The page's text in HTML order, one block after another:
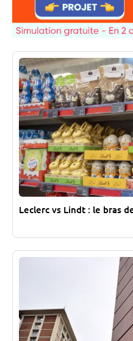
Leclerc vs Lindt : le bras